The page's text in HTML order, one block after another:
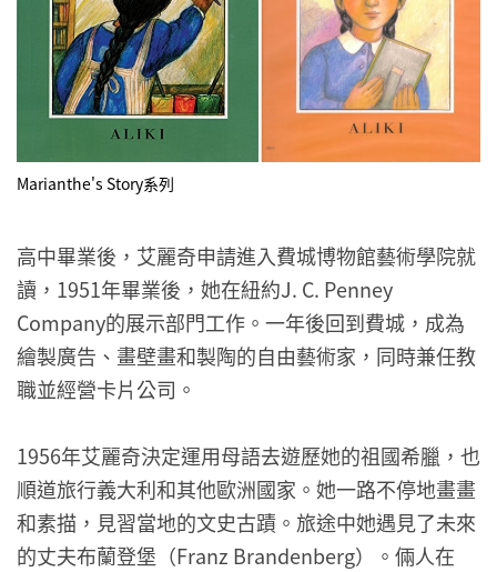
Marianthe's Story系列
高中畢業後，艾麗奇申請進入費城博物館藝術學院就
讀，1951年畢業後，她在紐約J. C. Penney
Company的展示部門工作。一年後回到費城，成為
繪製廣告、畫壁畫和製陶的自由藝術家，同時兼任教
職並經營卡片公司。
1956年艾麗奇決定運用母語去遊歷她的祖國希臘，也
順道旅行義大利和其他歐洲國家。她一路不停地畫畫
和素描，見習當地的文史古蹟。旅途中她遇見了未來
的丈夫布蘭登堡（Franz Brandenberg）。倆人在